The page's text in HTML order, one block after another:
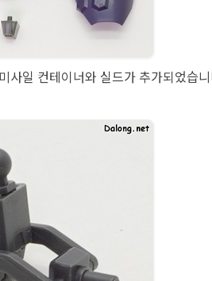
사일 컨테이너와 실드가 추가되었습